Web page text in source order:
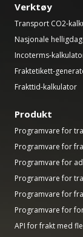
Verktøy
Transport CO2-
Nasjonale
Incoterms-
Fraktetikett-
Frakttid-kalkulator
Produkt
Programvare for
Programvare for
Programvare for
Programvare for
Programvare for
Programvare for
API for frakt med